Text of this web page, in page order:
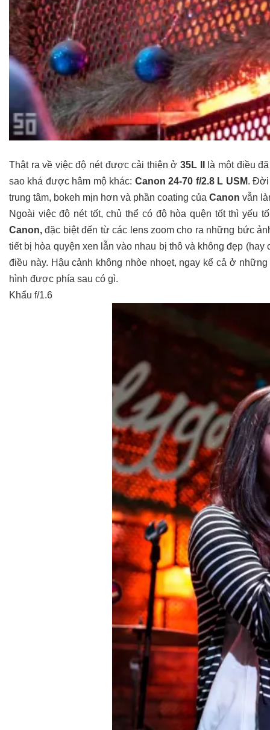
Thật ra về việc độ nét được cải thiện ở 35L II
là một điều
sao khá được hâm mộ khác: Canon 24-70 f/2.8 L USM. Đời
trung tâm, bokeh mịn hơn và phần coating của Canon vẫn
Ngoài việc độ nét tốt, chủ thể có độ hòa quện tốt thì yếu
Canon, đặc biệt đến từ các lens zoom cho ra những bức
tiết bị hòa quyện xen lẫn vào nhau bị thô và không đẹp (hay
điều này. Hậu cảnh không nhòe nhoẹt, ngay kể cả ở
hình được phía sau có gì.
Khẩu f/1.6